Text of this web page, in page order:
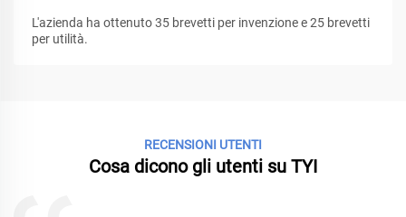
L'azienda ha ottenuto 35 brevetti per invenzione e 25 brevetti
per utilità.
RECENSIONI UTENTI
Cosa dicono gli utenti su TYI